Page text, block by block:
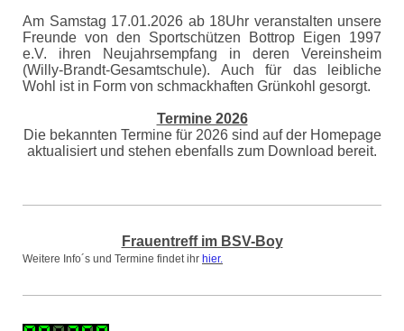
Am Samstag 17.01.2026 ab 18Uhr veranstalten unsere
Freunde von den Sportschützen Bottrop Eigen 1997
e.V. ihren Neujahrsempfang in deren Vereinsheim
(Willy-Brandt-Gesamtschule). Auch für das leibliche
Wohl ist in Form von schmackhaften Grünkohl gesorgt.
Termine 2026
Die bekannten Termine für 2026 sind auf der Homepage
aktualisiert und stehen ebenfalls zum Download bereit.
Frauentreff im BSV-Boy
Weitere Info´s und Termine findet ihr hier.